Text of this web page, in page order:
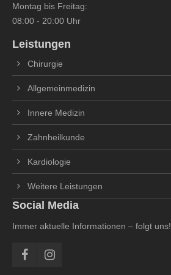
Montag bis Freitag:
08:00 - 20:00 Uhr
Leistungen
Chirurgie
Allgemeinmedizin
Innere Medizin
Zahnheilkunde
Kardiologie
Weitere Leistungen
Social Media
Immer aktuelle Informationen – folgt uns!